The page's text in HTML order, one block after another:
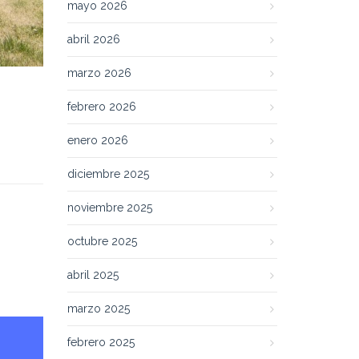
mayo 2026
abril 2026
marzo 2026
febrero 2026
enero 2026
diciembre 2025
noviembre 2025
octubre 2025
abril 2025
marzo 2025
febrero 2025